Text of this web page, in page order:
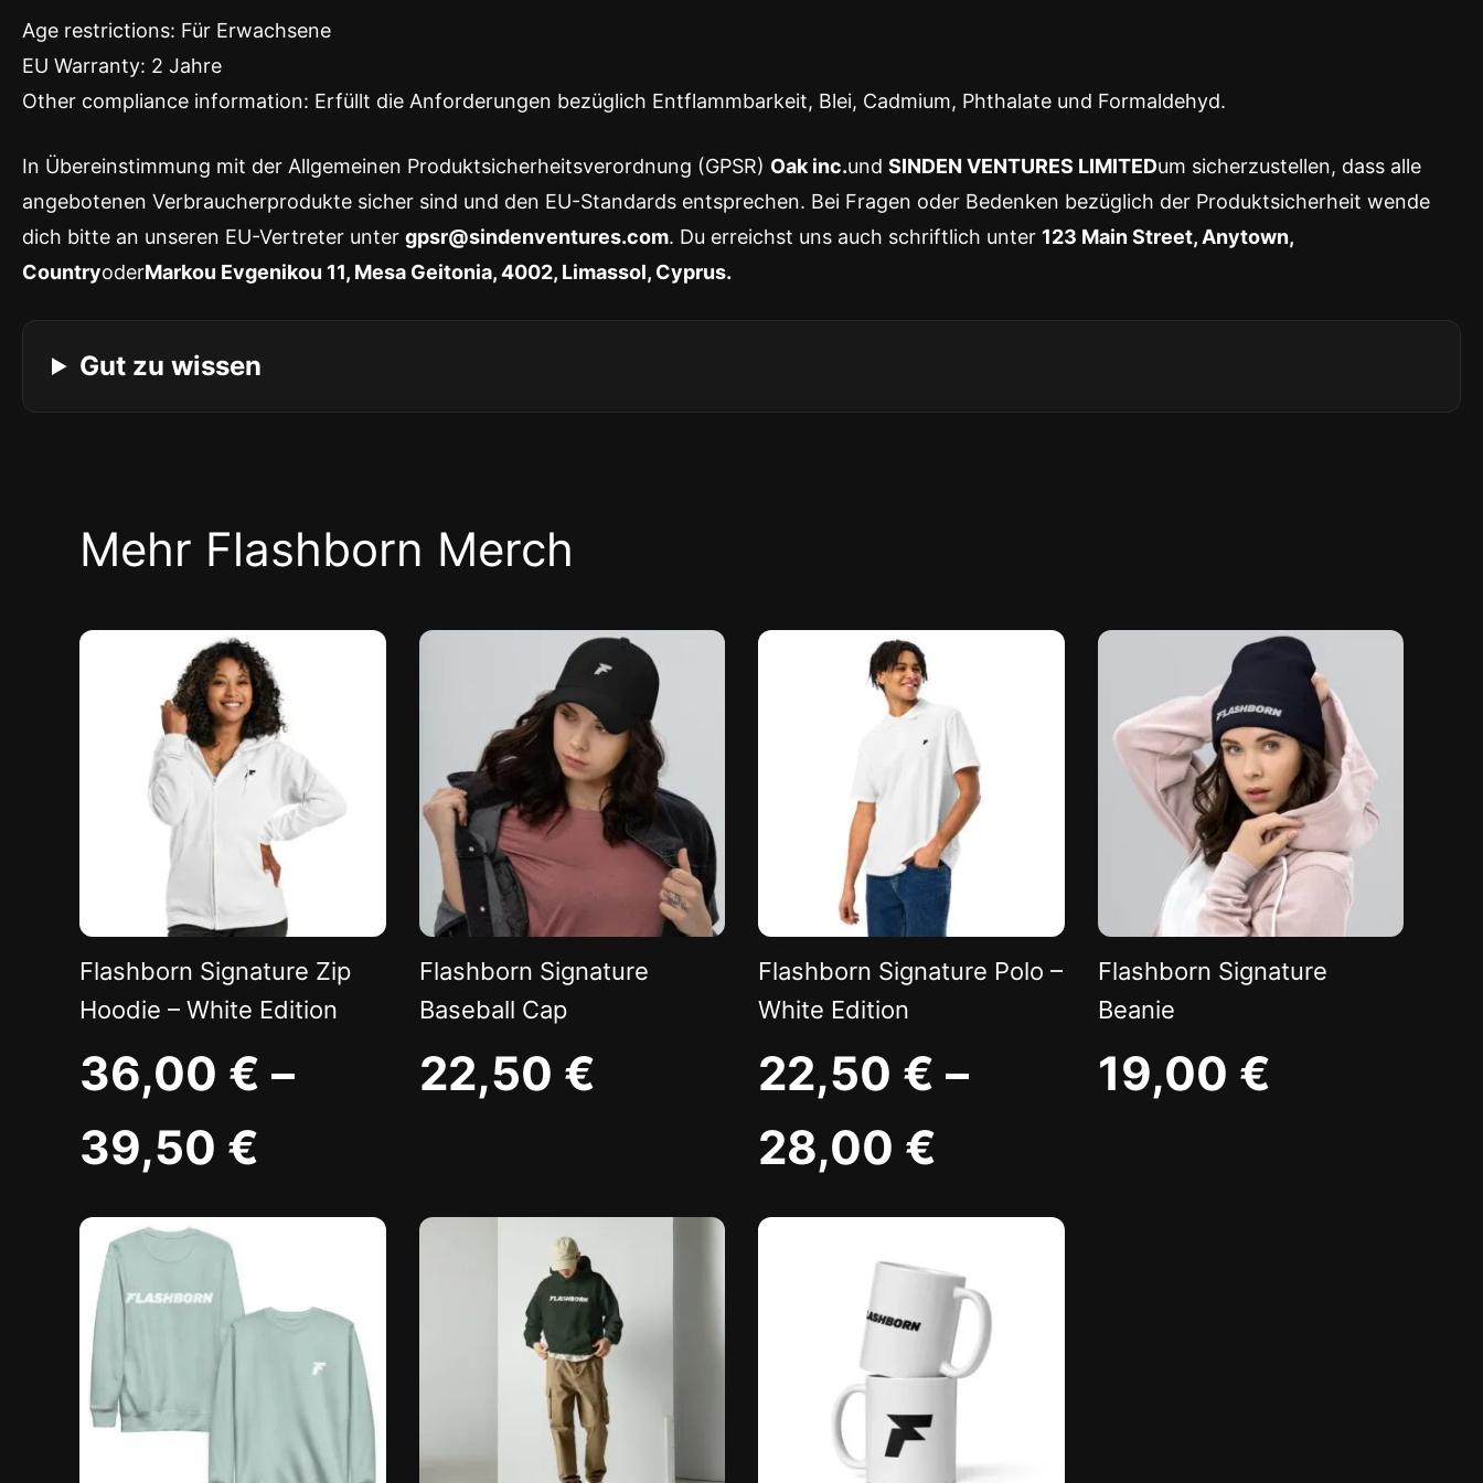
Age restrictions: Für Erwachsene
EU Warranty: 2 Jahre
Other compliance information: Erfüllt die Anforderungen bezüglich Entflammbarkeit, Blei, Cadmium, Phthalate und Formaldehyd.
In Übereinstimmung mit der Allgemeinen Produktsicherheitsverordnung (GPSR) Oak inc.und SINDEN VENTURES LIMITEDum sicherzustellen, dass alle
angebotenen Verbraucherprodukte sicher sind und den EU-Standards entsprechen. Bei Fragen oder Bedenken bezüglich der Produktsicherheit wende
dich bitte an unseren EU-Vertreter unter gpsr@sindenventures.com. Du erreichst uns auch schriftlich unter 123 Main Street, Anytown,
CountryoderMarkou Evgenikou 11, Mesa Geitonia, 4002, Limassol, Cyprus.
Gut zu wissen
Mehr Flashborn Merch
Flashborn Signature Zip
Hoodie – White Edition
36,00 € –
39,50 €
Flashborn Signature
Baseball Cap
22,50 €
Flashborn Signature Polo –
White Edition
22,50 € –
28,00 €
Flashborn Signature
Beanie
19,00 €